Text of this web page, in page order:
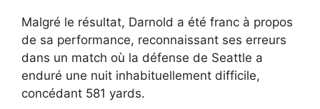
Malgré le résultat, Darnold a été franc à propos
de sa performance, reconnaissant ses erreurs
dans un match où la défense de Seattle a
enduré une nuit inhabituellement difficile,
concédant 581 yards.